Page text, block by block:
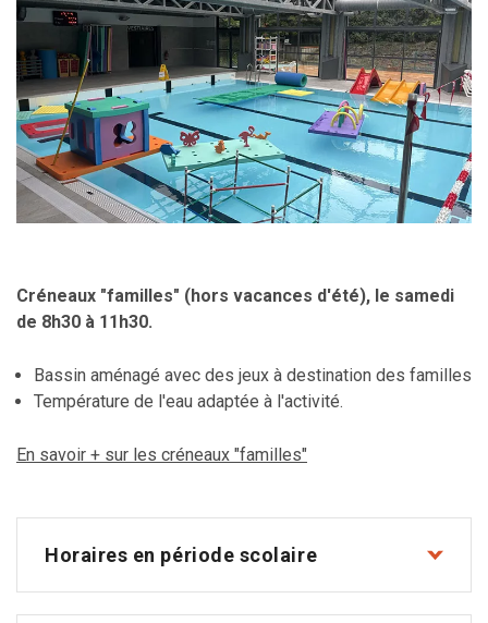
Créneaux "familles" (hors vacances d'été), le samedi
de 8h30 à 11h30.
Bassin aménagé avec des jeux à destination des familles
Température de l'eau adaptée à l'activité.
En savoir + sur les créneaux "familles"
Horaires en période scolaire